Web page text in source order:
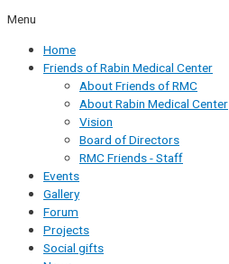
Menu
Home
Friends of Rabin Medical Center
About Friends of RMC
About Rabin Medical Center
Vision
Board of Directors
RMC Friends - Staff
Events
Gallery
Forum
Projects
Social gifts